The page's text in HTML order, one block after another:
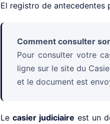
El registro de antecedentes
Comment consulter
Pour consulter votre
ligne sur le site du
et le document est
Le casier judiciaire est un